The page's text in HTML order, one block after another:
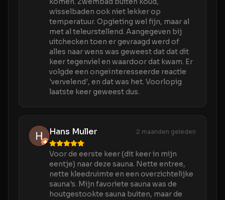
wisselbaden ook niet lekker op
temperatuur. Opgieting wel fijn, maar al
met al teleurstellend. Aangegeven bij
uitchecken toen er gevraagd werd of
alles naar wens was geweest dat dat dit
keer tegenviel en waardoor dat kwam. Er
volgde een ongeïnteresseerde reactie
'vervelend', en dat was het. Voorlopig
laatste keer geweest dus.
Hans Muller 2 maanden geleden
Voor de eerste keer (dit keer in mijn
eentje) naar deze sauna. Nette entree,
nette kleedruimte en een overzichtelijke
sauna's. Mijn favoriete sauna was de
houtgestookte sauna buiten, maar de